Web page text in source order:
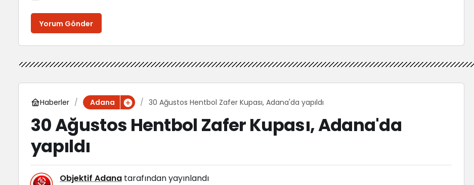
Yorum Gönder
Haberler Adana 30 Ağustos Hentbol Zafer Kupası, Adana'da yapıldı
30 Ağustos Hentbol Zafer Kupası, Adana'da
yapıldı
Objektif Adana tarafından yayınlandı